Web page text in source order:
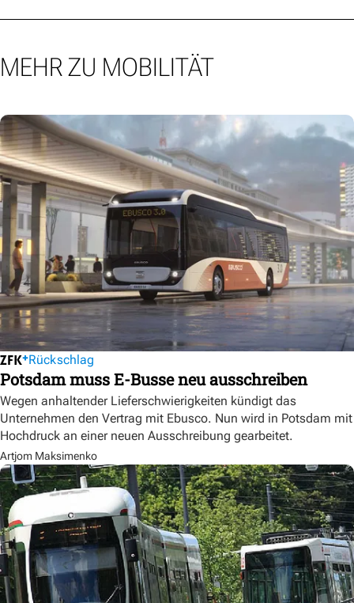
MEHR ZU MOBILITÄT
Rückschlag
Potsdam muss E-Busse neu ausschreiben
Wegen anhaltender Lieferschwierigkeiten kündigt das
Unternehmen den Vertrag mit Ebusco. Nun wird in Potsdam mit
Hochdruck an einer neuen Ausschreibung gearbeitet.
Artjom Maksimenko